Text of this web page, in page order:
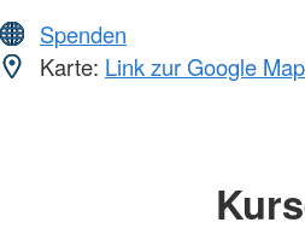
Spenden
Karte: Link zur Google